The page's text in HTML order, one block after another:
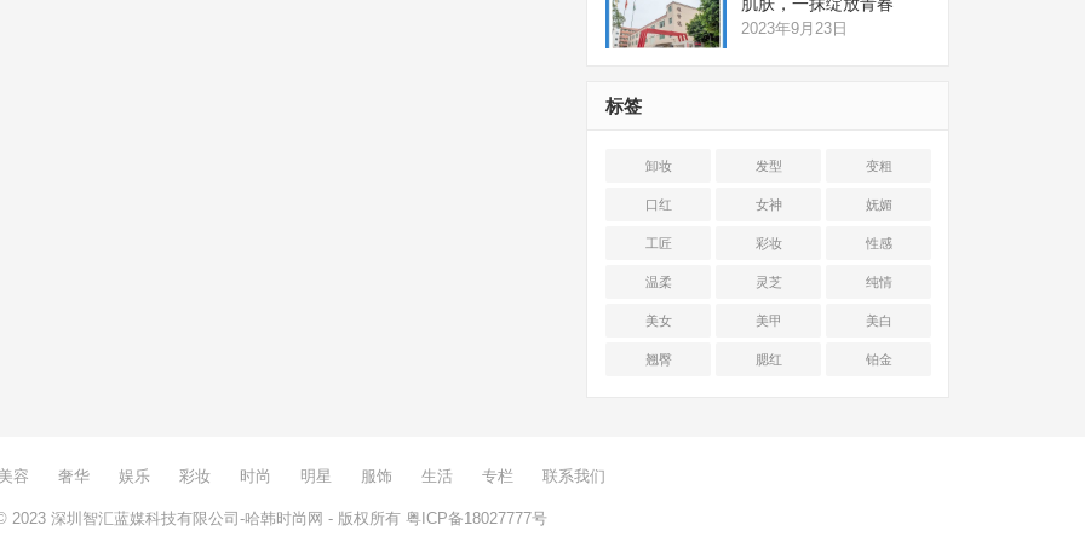
2023年9月23日
标签
卸妆 发型 变粗
口红 女神 妩媚
工匠 彩妆 性感
温柔 灵芝 纯情
美女 美甲 美白
翘臀 腮红 铂金
容 奢华 娱乐 彩妆 时尚 明星 服饰 生活 专栏 联系我们
2023 深圳智汇蓝媒科技有限公司-哈韩时尚网 - 版权所有 粤ICP备18027777号